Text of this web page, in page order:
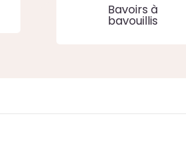
Bavoirs à
bavouillis